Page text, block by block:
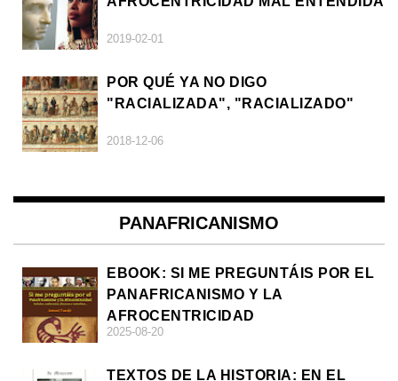
2019-02-01
POR QUÉ YA NO DIGO
"RACIALIZADA", "RACIALIZADO"
2018-12-06
PANAFRICANISMO
EBOOK: SI ME PREGUNTÁIS POR EL
PANAFRICANISMO Y LA
AFROCENTRICIDAD
2025-08-20
TEXTOS DE LA HISTORIA: EN EL